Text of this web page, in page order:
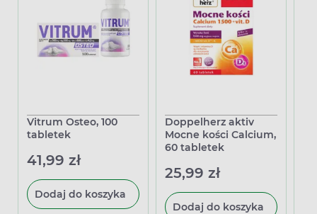
Vitrum Osteo, 100
tabletek
41,99 zł
Dodaj do koszyka
Doppelherz aktiv
Mocne kości Calcium,
60 tabletek
25,99 zł
Dodaj do koszyka